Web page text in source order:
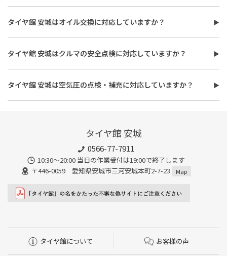
タイヤ館 安城はタイヤ交換に対応しています。
費用は、タイヤ交換工賃のほかに、タイヤ本体の価格やホイール
バランス調整、使用済みタイヤ処分費用などがかかる場合があり
ます。
また、作業時間は最短で約30分程度ですが、作業内容や交換本
数、車種により異なり、時間がかかる場合もございます。詳細は店
舗スタッフまでお気軽にご相談ください
タイヤ館 安城はオイル交換に対応していますか？
タイヤ館 安城はオイル交換に対応しています。
使用するオイルの種類（鉱物油・部分合成油・全合成油）や粘
度、交換量によって費用が変わります。工賃やフィルター代を含め
た交換費用については、店舗スタッフまでお問い合わせくださ
い。
また、所要時間は最短約30分程度になります。こちらもオイルフ
ィルターの同時交換や、在庫・車種、作業時期等により時間が変
タイヤ館 安城はクルマの安全点検に対応していますか？
タイヤ館 安城はおクルマの安全点検に対応しています。最短30
分、無料で対応させていただきます。
タイヤ館 安城は空気圧の点検・補充に対応していますか？
タイヤ館 安城は空気圧の点検・補充に対応しています。最短15
タイヤ館 安城
0566-77-7911
10:30〜20:00 当日の作業受付は19:00で終了します
〒446-0059 愛知県安城市三河安城本町2-7-23
Map
タイヤ館について お客様の声